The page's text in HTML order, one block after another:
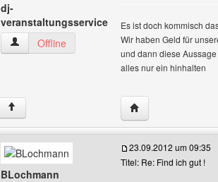
dj-
veranstaltungsservice
dj-veranstaltungsservice Benutzer-Profile
Offline
Es ist doch kommisch
Wir haben Geld für
und dann diese
alles nur ein hinhalten
↑ Website dieses
BLochmann
23.09.2012 um 09:35
Titel: Re: Find ich gut !